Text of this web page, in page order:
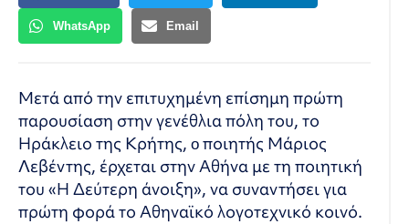
WhatsApp Email
Μετά από την επιτυχημένη επίσημη πρώτη
παρουσίαση στην γενέθλια πόλη του, το
Ηράκλειο της Κρήτης, o ποιητής Μάριος
Λεβέντης, έρχεται στην Αθήνα με τη ποιητική
του «Η Δεύτερη άνοιξη», να συναντήσει για
πρώτη φορά το Αθηναϊκό λογοτεχνικό κοινό.